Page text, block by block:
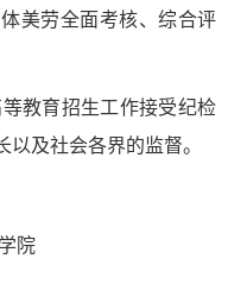
美劳全面考核、综合评
教育招生工作接受纪检
及社会各界的监督。
院